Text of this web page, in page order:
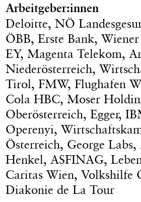
Arbeitgeber:innen
Deloitte, NÖ
ÖBB, Erste Bank,
EY, Magenta Telekom,
Niederösterreich,
Tirol, FMW, Flughafen
Cola HBC, Moser
Oberösterreich, Egger,
Operenyi,
Österreich, George
Henkel, ASFINAG,
Caritas Wien, Volkshilfe
Diakonie de La Tour